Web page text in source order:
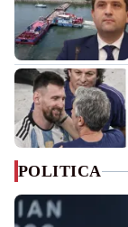
POLITICA